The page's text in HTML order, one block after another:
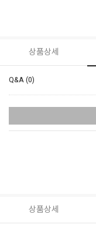
상품상세
Q&A (0)
상품상세